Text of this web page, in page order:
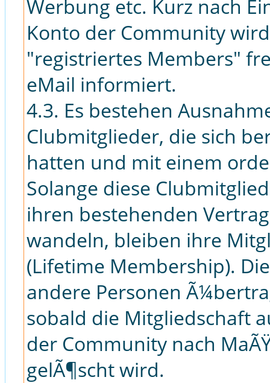
Werbung etc. Kurz nach
Konto der Community
"registriertes Members"
eMail informiert.
4.3. Es bestehen
Clubmitglieder, die sich
hatten und mit einem
Solange diese
ihren bestehenden
wandeln, bleiben ihre
(Lifetime Membership).
andere Personen
sobald die Mitgliedschaft
der Community nach
gelÃ¶scht wird.